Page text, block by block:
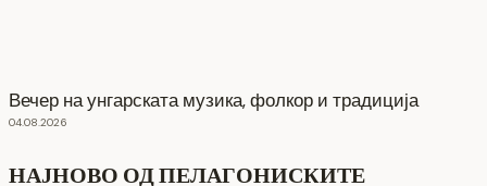
Вечер на унгарската музика, фолкор и традиција
04.08.2026
НАЈНОВО ОД ПЕЛАГОНИСКИТЕ